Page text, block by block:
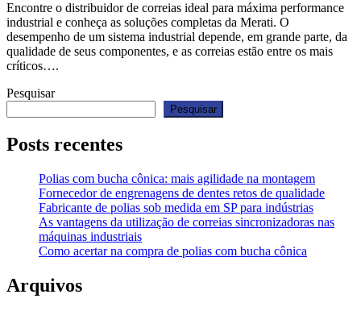
Encontre o distribuidor de correias ideal para máxima performance
industrial e conheça as soluções completas da Merati. O
desempenho de um sistema industrial depende, em grande parte, da
qualidade de seus componentes, e as correias estão entre os mais
críticos….
Pesquisar
Pesquisar
Posts recentes
Polias com bucha cônica: mais agilidade na montagem
Fornecedor de engrenagens de dentes retos de qualidade
Fabricante de polias sob medida em SP para indústrias
As vantagens da utilização de correias sincronizadoras nas
máquinas industriais
Como acertar na compra de polias com bucha cônica
Arquivos